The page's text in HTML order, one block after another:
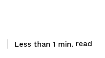
Less than 1 min. read